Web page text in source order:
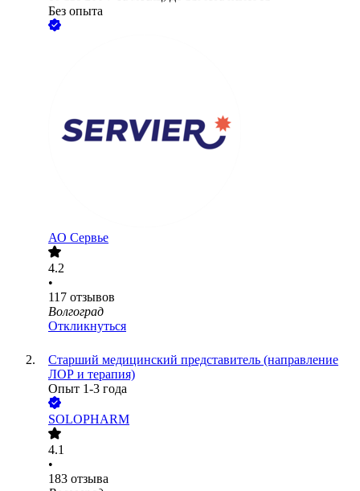
Без опыта
АО Сервье
4.2
•
117 отзывов
Волгоград
Откликнуться
Старший медицинский представитель (направление
ЛОР и терапия)
Опыт 1-3 года
SOLOPHARM
4.1
•
183 отзыва